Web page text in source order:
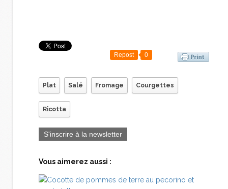
Repost 0
Plat Salé Fromage Courgettes
Ricotta
S'inscrire à la newsletter
Vous aimerez aussi :